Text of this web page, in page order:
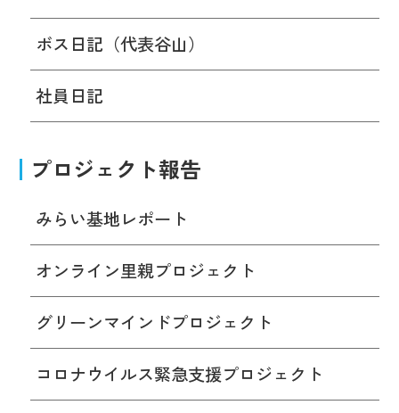
ボス日記（代表谷山）
社員日記
プロジェクト報告
みらい基地レポート
オンライン里親プロジェクト
グリーンマインドプロジェクト
コロナウイルス緊急支援プロジェクト